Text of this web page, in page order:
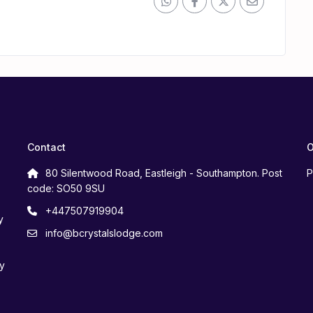
Contact
80 Silentwood Road, Eastleigh - Southampton. Post
code: SO50 9SU
+447507919904
info@bcrystalslodge.com